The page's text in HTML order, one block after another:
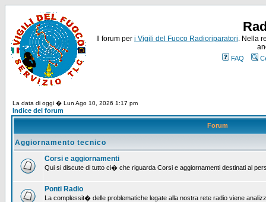
Il forum per i Vigili del Fuoco Radioriparatori. Nella
FAQ
La data di oggi � Lun Ago 10, 2026 1:17 pm
Indice del forum
Forum
Aggiornamento tecnico
Corsi e aggiornamenti
Qui si discute di tutto ci� che riguarda Corsi e aggiornamenti destinati al
Ponti Radio
La complessit� delle problematiche legate alla nostra rete radio viene